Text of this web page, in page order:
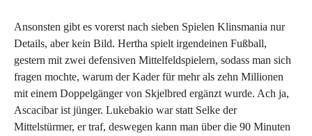
Ansonsten gibt es vorerst nach sieben Spielen Klinsmania nur
Details, aber kein Bild. Hertha spielt irgendeinen Fußball,
gestern mit zwei defensiven Mittelfeldspielern, sodass man sich
fragen mochte, warum der Kader für mehr als zehn Millionen
mit einem Doppelgänger von Skjelbred ergänzt wurde. Ach ja,
Ascacibar ist jünger. Lukebakio war statt Selke der
Mittelstürmer, er traf, deswegen kann man über die 90 Minuten